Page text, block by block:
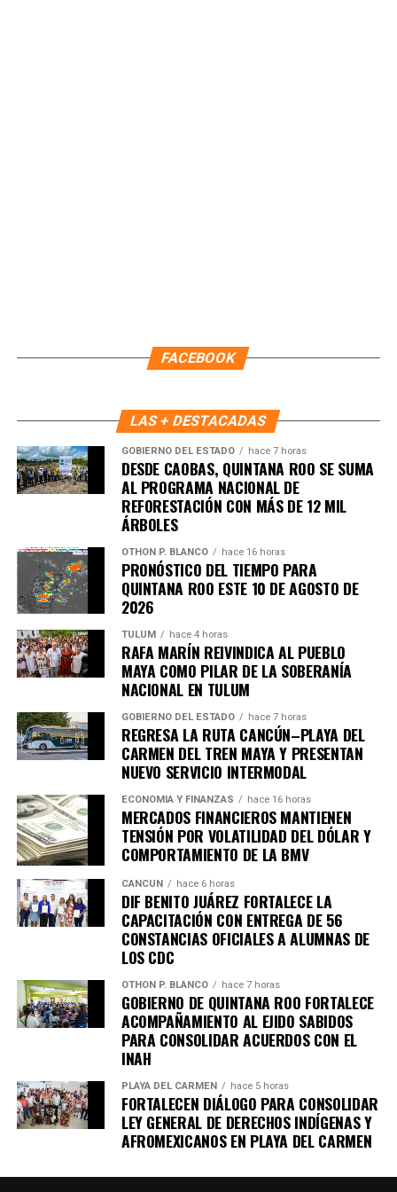
Quinto Podery recibe las noticias más
importantes de Quintana Roo directamente
Unirme al canal de WhatsApp
FACEBOOK
LAS + DESTACADAS
GOBIERNO DEL ESTADO hace 7 horas
DESDE CAOBAS, QUINTANA ROO SE SUMA
AL PROGRAMA NACIONAL DE
REFORESTACIÓN CON MÁS DE 12 MIL
ÁRBOLES
OTHON P. BLANCO hace 16 horas
PRONÓSTICO DEL TIEMPO PARA
QUINTANA ROO ESTE 10 DE AGOSTO DE
2026
TULUM hace 4 horas
RAFA MARÍN REIVINDICA AL PUEBLO
MAYA COMO PILAR DE LA SOBERANÍA
NACIONAL EN TULUM
GOBIERNO DEL ESTADO hace 7 horas
REGRESA LA RUTA CANCÚN–PLAYA DEL
CARMEN DEL TREN MAYA Y PRESENTAN
NUEVO SERVICIO INTERMODAL
ECONOMÍA Y FINANZAS hace 16 horas
MERCADOS FINANCIEROS MANTIENEN
TENSIÓN POR VOLATILIDAD DEL DÓLAR Y
COMPORTAMIENTO DE LA BMV
CANCÚN hace 6 horas
DIF BENITO JUÁREZ FORTALECE LA
CAPACITACIÓN CON ENTREGA DE 56
CONSTANCIAS OFICIALES A ALUMNAS DE
LOS CDC
OTHON P. BLANCO hace 7 horas
GOBIERNO DE QUINTANA ROO FORTALECE
ACOMPAÑAMIENTO AL EJIDO SABIDOS
PARA CONSOLIDAR ACUERDOS CON EL
INAH
PLAYA DEL CARMEN hace 5 horas
FORTALECEN DIÁLOGO PARA CONSOLIDAR
LEY GENERAL DE DERECHOS INDÍGENAS Y
AFROMEXICANOS EN PLAYA DEL CARMEN